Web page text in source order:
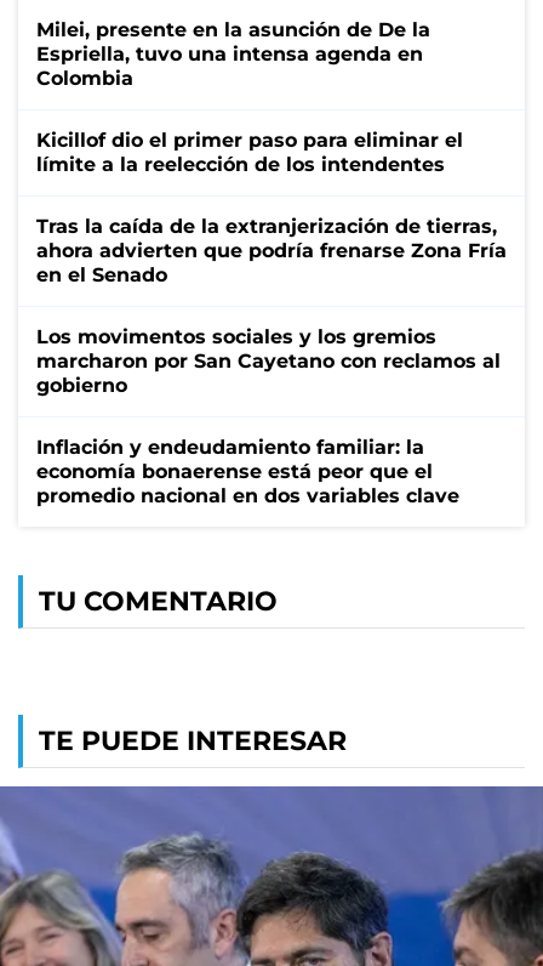
Milei, presente en la asunción de De la
Espriella, tuvo una intensa agenda en
Colombia
Kicillof dio el primer paso para eliminar el
límite a la reelección de los intendentes
Tras la caída de la extranjerización de tierras,
ahora advierten que podría frenarse Zona Fría
en el Senado
Los movimentos sociales y los gremios
marcharon por San Cayetano con reclamos al
gobierno
Inflación y endeudamiento familiar: la
economía bonaerense está peor que el
promedio nacional en dos variables clave
TU COMENTARIO
TE PUEDE INTERESAR